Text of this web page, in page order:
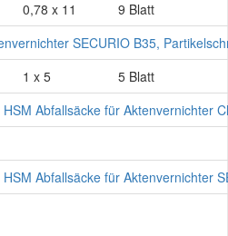
0,78 x 11
9 Blatt
SECURIO B35,
1 x 5
5 Blatt
Abfallsäcke für Aktenvernichter
Abfallsäcke für Aktenvernichter